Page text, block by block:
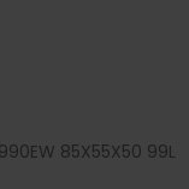
85X55X50 99L